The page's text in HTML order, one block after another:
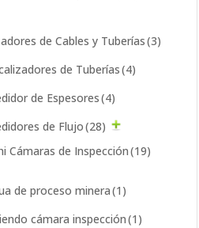
de Cables y Tuberías(3)
de Tuberías(4)
de Espesores(4)
de Flujo(28)
Cámaras de Inspección(19)
de proceso minera(1)
cámara inspección(1)